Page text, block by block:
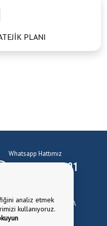
PLANI
Whatsapp Hattımız
0224 372 10 01
Cad. No:1 Kestel \ BURSA
81 82
analiz etmek
kullanıyoruz.